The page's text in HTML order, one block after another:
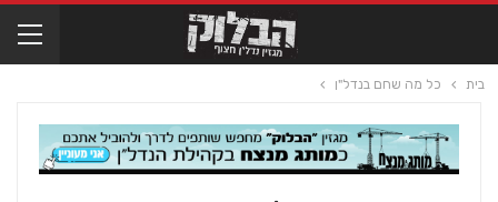
בית כל מה שחם בנדל"ן